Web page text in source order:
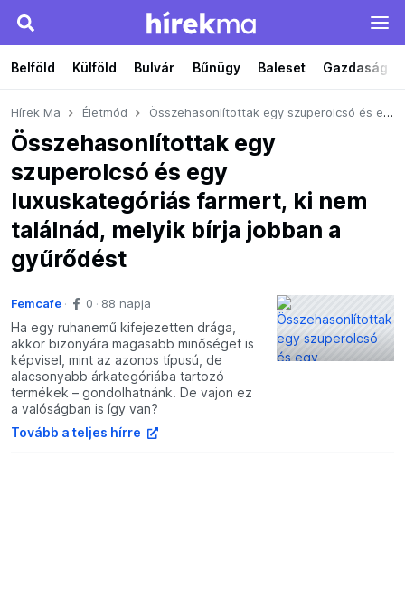
Belföld Külföld Bulvár Bűnügy Baleset Gazdaság
Hírek Ma Életmód Összehasonlítottak egy szuperolcsó és egy luxuskategóriás farmert, ki nem találnád, melyik bírja jobban a gyűrődést
Összehasonlítottak egy
szuperolcsó és egy
luxuskategóriás farmert, ki nem
találnád, melyik bírja jobban a
gyűrődést
Femcafe 0 88 napja
Ha egy ruhanemű kifejezetten drága,
akkor bizonyára magasabb minőséget is
képvisel, mint az azonos típusú, de
alacsonyabb árkategóriába tartozó
termékek – gondolhatnánk. De vajon ez
a valóságban is így van?
Tovább a teljes hírre